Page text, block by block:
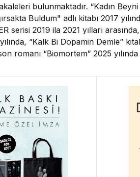
bulunmaktadır. “Kadın
Buldum" adlı kitabı 2017
serisi 2019 ila 2021 yılları
“Kalk Bi Dopamin Demle”
romanı “Biomortem” 2025 yılında